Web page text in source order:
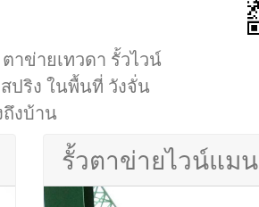
ข่ายเทวดา รั้วไวน์
ปริง ในพื้นที่ วังจั่น
งบ้าน
รั้วตาข่ายไวน์แมน